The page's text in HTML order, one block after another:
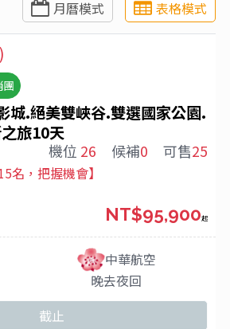
月曆模式 表格模式
城.絕美雙峽谷.雙選國家公園.
旅10天
機位 26 候補0 可售25
名，把握機會】
中華航空
晚去夜回
NT$95,900起
截止